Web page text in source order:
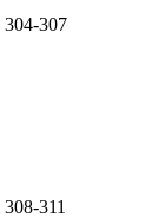
304-307
308-311